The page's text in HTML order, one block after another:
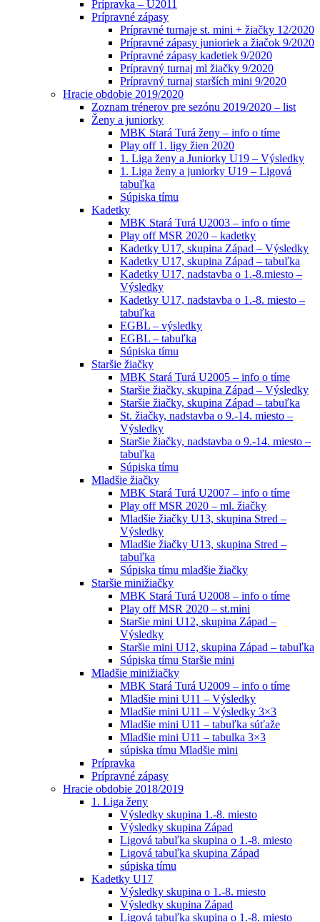
Prípravka – U2011
Prípravné zápasy
Prípravné turnaje st. mini + žiačky 12/2020
Prípravné zápasy junioriek a žiačok 9/2020
Prípravné zápasy kadetiek 9/2020
Prípravný turnaj ml žiačky 9/2020
Prípravný turnaj starších mini 9/2020
Hracie obdobie 2019/2020
Zoznam trénerov pre sezónu 2019/2020 – list
Ženy a juniorky
MBK Stará Turá ženy – info o tíme
Play off 1. ligy žien 2020
1. Liga ženy a Juniorky U19 – Výsledky
1. Liga ženy a juniorky U19 – Ligová
tabuľka
Súpiska tímu
Kadetky
MBK Stará Turá U2003 – info o tíme
Play off MSR 2020 – kadetky
Kadetky U17, skupina Západ – Výsledky
Kadetky U17, skupina Západ – tabuľka
Kadetky U17, nadstavba o 1.-8.miesto –
Výsledky
Kadetky U17, nadstavba o 1.-8. miesto –
tabuľka
EGBL – výsledky
EGBL – tabuľka
Súpiska tímu
Staršie žiačky
MBK Stará Turá U2005 – info o tíme
Staršie žiačky, skupina Západ – Výsledky
Staršie žiačky, skupina Západ – tabuľka
St. žiačky, nadstavba o 9.-14. miesto –
Výsledky
Staršie žiačky, nadstavba o 9.-14. miesto –
tabuľka
Súpiska tímu
Mladšie žiačky
MBK Stará Turá U2007 – info o tíme
Play off MSR 2020 – ml. žiačky
Mladšie žiačky U13, skupina Stred –
Výsledky
Mladšie žiačky U13, skupina Stred –
tabuľka
Súpiska tímu mladšie žiačky
Staršie minižiačky
MBK Stará Turá U2008 – info o tíme
Play off MSR 2020 – st.mini
Staršie mini U12, skupina Západ –
Výsledky
Staršie mini U12, skupina Západ – tabuľka
Súpiska tímu Staršie mini
Mladšie minižiačky
MBK Stará Turá U2009 – info o tíme
Mladšie mini U11 – Výsledky
Mladšie mini U11 – Výsledky 3×3
Mladšie mini U11 – tabuľka súťaže
Mladšie mini U11 – tabulka 3×3
súpiska tímu Mladšie mini
Prípravka
Prípravné zápasy
Hracie obdobie 2018/2019
1. Liga ženy
Výsledky skupina 1.-8. miesto
Výsledky skupina Západ
Ligová tabuľka skupina o 1.-8. miesto
Ligová tabuľka skupina Západ
súpiska tímu
Kadetky U17
Výsledky skupina o 1.-8. miesto
Výsledky skupina Západ
Ligová tabuľka skupina o 1.-8. miesto